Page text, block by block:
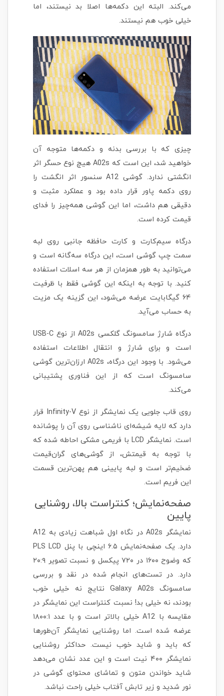
می‌کند. البته این دکمه‌ها اصلا بد نیستند، اما
خیلی خوب هم نیستند.
چیزی که با بررسی بدنه و دکمه‌ها متوجه آن
خواهید شد، این است که A02s هیچ نوع حسگر اثر
انگشتی ندارد. گوشی A12 سنسور اثر انگشت را
روی دکمه پاور قرار داده بود و عملکرد مثبت و
دقیقی هم داشت، اما این گوشی همه‌چیز را فدای
قیمت کرده است.
درگاه سیم‌کارت و کارت حافظه جانبی روی لبه
سمت چپ گوشی است، این درگاه سه‌گانه است و
می‌توانید به طور همزمان از هر سه اسلات استفاده
کنید. با توجه به اینکه این گوشی فقط با ظرفیت
۶۴ گیگابایت عرضه می‌شود، این گزینه یک مزیت
به حساب می‌آید.
درگاه شارژ سامسونگ گلکسی A02s از نوع USB-C
است و برای شارژ و انتقال اطلاعات استفاده
می‌شود. با وجود این درگاه، A02s ارزان‌ترین گوشی
سامسونگ است که از این فناوری پشتیبانی
می‌کند.
روی قاب جلویی یک نمایشگر از نوع Infinity-V قرار
دارد که لایه شیشه‌ای ناشناسی روی آن را پوشانده
است. نمایشگر LCD با فریمی مشکی احاطه شده که
با توجه به قیمتش، از گوشی‌های گران‌قیمت
ضخیم‌تر است و لبه پایینی هم پهن‌ترین قسمت
این فریم است.
صفحه‌نمایش؛ کنتراست بالا، روشنایی
پایین
نمایشگر A02s در نگاه اول شباهت زیادی به A12
دارد. یک صفحه‌نمایش ۶.۵ اینچی با پنل PLS LCD
که وضوح ۱۶۰۰ در ۷۲۰ پیکسل و نسبت تصویر ۲۰:۹
دارد. در تست‌های انجام شده در نقد و بررسی
سامسونگ Galaxy A02s نتایج نه خیلی خوب
بودند، نه خیلی بد! نسبت کنتراست این نمایشگر در
مقایسه با A12 خیلی بالاتر است و با عدد ۱۸۰۰:۱
عرضه شده است. اما روشنایی نمایشگر آن‌طورها
که باید و شاید خوب نیست. حداکثر روشنایی
نمایشگر ۴۰۰ نیت است و این عدد نشان می‌دهد
شاید خواندن متون و تماشای محتوای گوشی در
نور شدید و زیر تابش آفتاب خیلی راحت نباشد.